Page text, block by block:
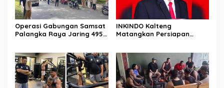
Operasi Gabungan Samsat
Palangka Raya Jaring 495
INKINDO Kalteng
Matangkan Persiapan